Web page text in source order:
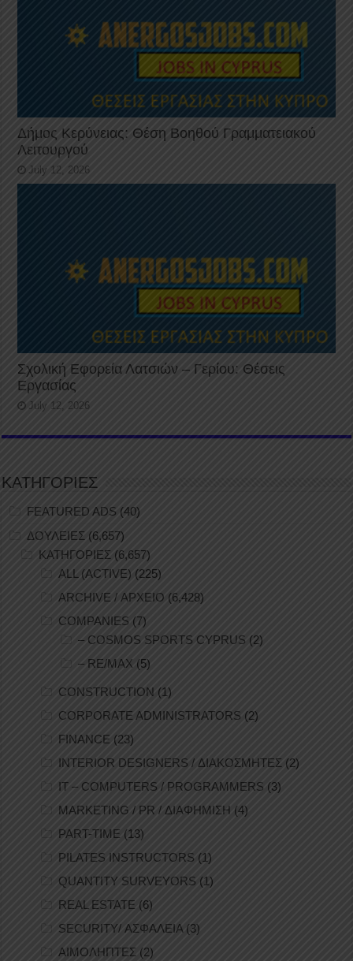
Δήμος Κερύνειας: Θέση Βοηθού Γραμματειακού
Λειτουργού
July 12, 2026
Σχολική Εφορεία Λατσιών – Γερίου: Θέσεις
Εργασίας
July 12, 2026
ΚΑΤΗΓΟΡΙΕΣ
FEATURED ADS (40)
ΔΟΥΛΕΙΕΣ (6,657)
ΚΑΤΗΓΟΡΙΕΣ (6,657)
ALL (ACTIVE) (225)
ARCHIVE / ΑΡΧΕΙΟ (6,428)
COMPANIES (7)
– COSMOS SPORTS CYPRUS (2)
– RE/MAX (5)
CONSTRUCTION (1)
CORPORATE ADMINISTRATORS (2)
FINANCE (23)
INTERIOR DESIGNERS / ΔΙΑΚΟΣΜΗΤΕΣ (2)
IT – COMPUTERS / PROGRAMMERS (3)
MARKETING / PR / ΔΙΑΦΗΜΙΣΗ (4)
PART-TIME (13)
PILATES INSTRUCTORS (1)
QUANTITY SURVEYORS (1)
REAL ESTATE (6)
SECURITY/ ΑΣΦΑΛΕΙΑ (3)
ΑΙΜΟΛΗΠΤΕΣ (2)